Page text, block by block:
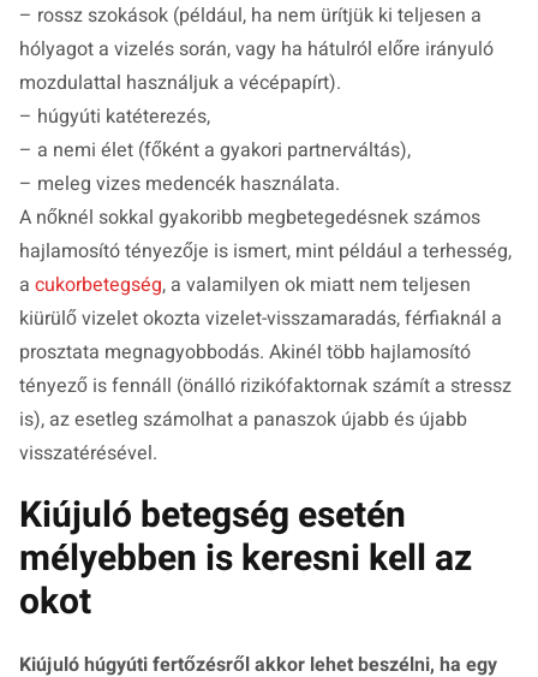
– rossz szokások (például, ha nem ürítjük ki teljesen a
hólyagot a vizelés során, vagy ha hátulról előre irányuló
mozdulattal használjuk a vécépapírt).
– húgyúti katéterezés,
– a nemi élet (főként a gyakori partnerváltás),
– meleg vizes medencék használata.
A nőknél sokkal gyakoribb megbetegedésnek számos
hajlamosító tényezője is ismert, mint például a terhesség,
a cukorbetegség, a valamilyen ok miatt nem teljesen
kiürülő vizelet okozta vizelet-visszamaradás, férfiaknál a
prosztata megnagyobbodás. Akinél több hajlamosító
tényező is fennáll (önálló rizikófaktornak számít a stressz
is), az esetleg számolhat a panaszok újabb és újabb
visszatérésével.
Kiújuló betegség esetén
mélyebben is keresni kell az
okot
Kiújuló húgyúti fertőzésről akkor lehet beszélni, ha egy